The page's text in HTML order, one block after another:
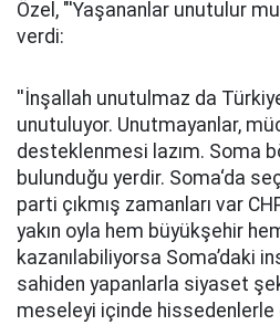
Özel, "'Yaşananlar unutulur
verdi:
''İnşallah unutulmaz da
unutuluyor. Unutmayanlar,
desteklenmesi lazım. Soma
bulunduğu yerdir. Soma‘da
parti çıkmış zamanları var
yakın oyla hem büyükşehir
kazanılabiliyorsa Soma’daki
sahiden yapanlarla siyaset
meseleyi içinde